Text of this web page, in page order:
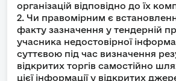
організацій відповідно до їх
2. Чи правомірним є
факту зазначення у тендерній
учасника недостовірної
суттєвою під час визначення
відкритих торгів самостійно
цієї інформації у відкритих